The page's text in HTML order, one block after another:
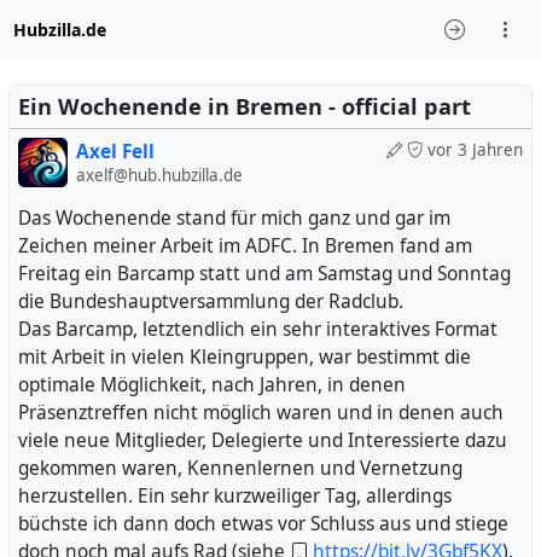
Hubzilla.de
Ein Wochenende in Bremen - official part
vor 3 Jahren
Axel Fell
axelf@hub.hubzilla.de
Das Wochenende stand für mich ganz und gar im
Zeichen meiner Arbeit im ADFC. In Bremen fand am
Freitag ein Barcamp statt und am Samstag und Sonntag
die Bundeshauptversammlung der Radclub.
Das Barcamp, letztendlich ein sehr interaktives Format
mit Arbeit in vielen Kleingruppen, war bestimmt die
optimale Möglichkeit, nach Jahren, in denen
Präsenztreffen nicht möglich waren und in denen auch
viele neue Mitglieder, Delegierte und Interessierte dazu
gekommen waren, Kennenlernen und Vernetzung
herzustellen. Ein sehr kurzweiliger Tag, allerdings
büchste ich dann doch etwas vor Schluss aus und stiege
doch noch mal aufs Rad (siehe
https://bit.ly/3Gbf5KX).